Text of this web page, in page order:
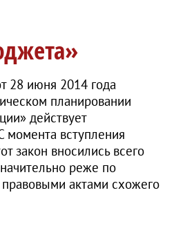
28 июня 2014 года
планировании
действует
момента вступления
закон вносились всего
реже по
актами схожего